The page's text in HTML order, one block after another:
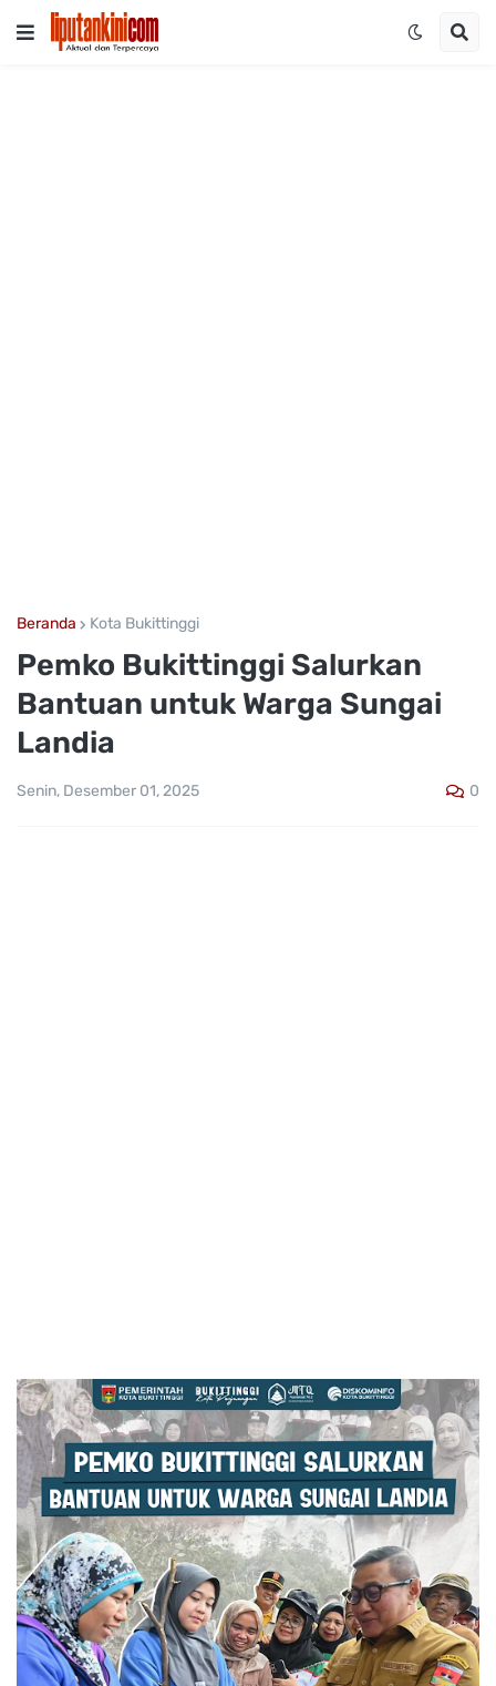
Beranda Kota Bukittinggi
Pemko Bukittinggi Salurkan
Bantuan untuk Warga Sungai
Landia
Senin, Desember 01, 2025 0